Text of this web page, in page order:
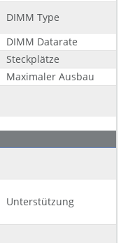
DIMM Type
DIMM Datarate
Steckplätze
Maximaler Ausbau
Unterstützung